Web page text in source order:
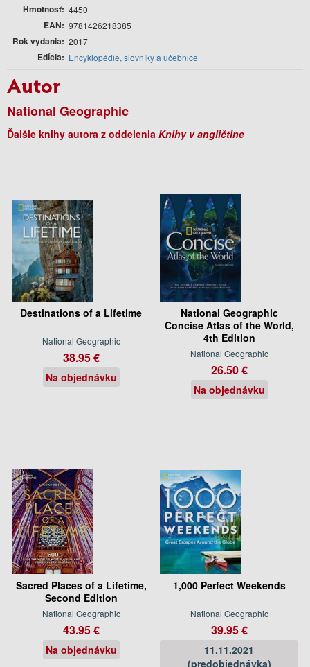
Hmotnosť 4450
EAN 9781426218385
Rok vydania 2017
Edícia Encyklopédie, slovníky a učebnice
Autor
National Geographic
Ďalšie knihy autora z oddelenia Knihy v angličtine
Destinations of a Lifetime
National Geographic
38.95 €
Na objednávku
National Geographic
Concise Atlas of the World,
4th Edition
National Geographic
26.50 €
Na objednávku
Sacred Places of a Lifetime,
Second Edition
National Geographic
43.95 €
Na objednávku
1,000 Perfect Weekends
National Geographic
39.95 €
11.11.2021
(predobjednávka)